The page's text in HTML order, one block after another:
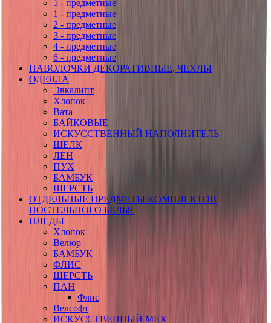
5 - предметные
1 - предметные
2 - предметные
3 - предметные
4 - предметные
6 - предметные
НАВОЛОЧКИ ДЕКОРАТИВНЫЕ, ЧЕХЛЫ
ОДЕЯЛА
Эвкалипт
Хлопок
Вата
БАЙКОВЫЕ
ИСКУССТВЕННЫЙ НАПОЛНИТЕЛЬ
ШЕЛК
ЛЕН
ПУХ
БАМБУК
ШЕРСТЬ
ОТДЕЛЬНЫЕ ПРЕДМЕТЫ КОМПЛЕКТОВ
ПОСТЕЛЬНОГО БЕЛЬЯ
ПЛЕДЫ
Хлопок
Велюр
БАМБУК
ФЛИС
ШЕРСТЬ
ПАН
Флис
Велсофт
ИСКУССТВЕННЫЙ МЕХ